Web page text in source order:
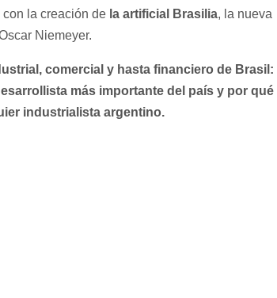
la creación de la artificial Brasilia, la nueva
Niemeyer.
comercial y hasta financiero de Brasil:
más importante del país y por qué
industrialista argentino.